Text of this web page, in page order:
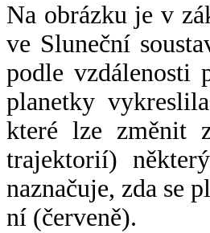
Na obrázku je v
ve Sluneční
podle vzdálenosti
planetky
které lze změnit
trajektorií)
naznačuje, zda se
ní (červeně).